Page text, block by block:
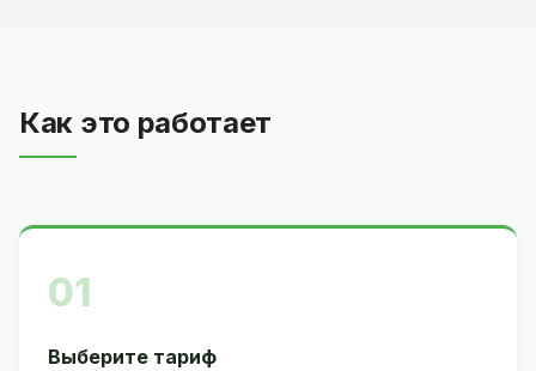
Как это работает
01
Выберите тариф